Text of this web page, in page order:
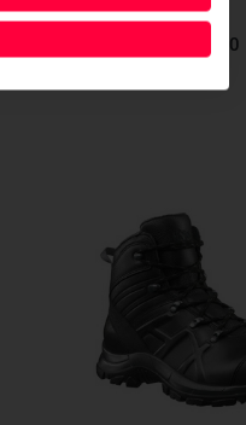
€ 169,90